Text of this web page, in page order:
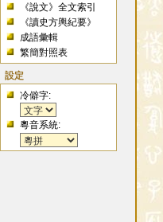
《說文》全文索引
《讀史方輿紀要》
成語彙輯
繁簡對照表
設定
冷僻字:
粵音系統: